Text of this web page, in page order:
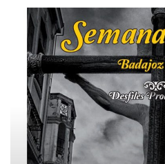
Semana
Santa
Badajoz
2019
Martes